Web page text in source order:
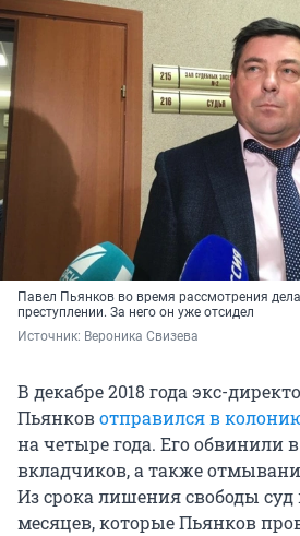
Павел Пьянков во время рассмотрения
преступлении. За него он уже отсидел
Источник: Вероника Свизева
В декабре 2018 года экс-
Пьянковотправился в
на четыре года. Его обвинили в
вкладчиков, а также
Из срока лишения свободы
месяцев, которые Пьянков